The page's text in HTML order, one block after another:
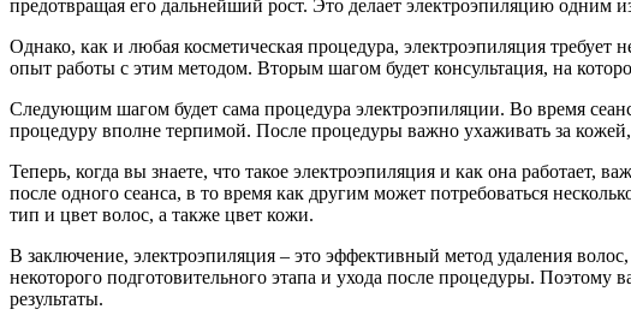
предотвращая его дальнейший рост. Это делает электроэпиляцию одним
Однако, как и любая косметическая процедура, электроэпиляция
опыт работы с этим методом. Вторым шагом будет консультация, на
Следующим шагом будет сама процедура электроэпиляции. Во время
процедуру вполне терпимой. После процедуры важно ухаживать за
Теперь, когда вы знаете, что такое электроэпиляция и как она работает,
после одного сеанса, в то время как другим может потребоваться
тип и цвет волос, а также цвет кожи.
В заключение, электроэпиляция – это эффективный метод удаления
некоторого подготовительного этапа и ухода после процедуры.
результаты.